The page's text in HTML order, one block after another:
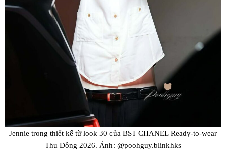
Jennie trong thiết kế từ look 30 của BST CHANEL Ready-to-wear
Thu Đông 2026. Ảnh: @poohguy.blinkhks